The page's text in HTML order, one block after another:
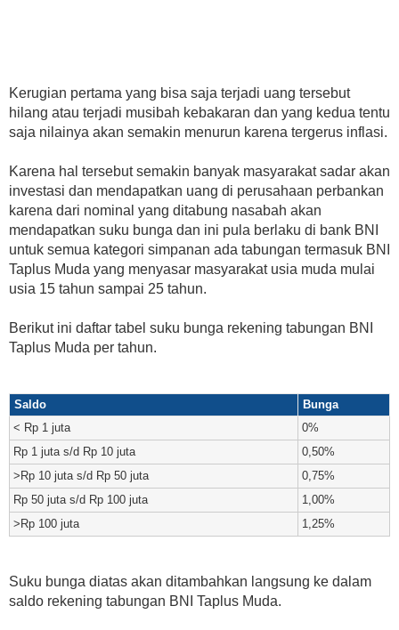
Kerugian pertama yang bisa saja terjadi uang tersebut
hilang atau terjadi musibah kebakaran dan yang kedua tentu
saja nilainya akan semakin menurun karena tergerus inflasi.
Karena hal tersebut semakin banyak masyarakat sadar akan
investasi dan mendapatkan uang di perusahaan perbankan
karena dari nominal yang ditabung nasabah akan
mendapatkan suku bunga dan ini pula berlaku di bank BNI
untuk semua kategori simpanan ada tabungan termasuk BNI
Taplus Muda yang menyasar masyarakat usia muda mulai
usia 15 tahun sampai 25 tahun.
Berikut ini daftar tabel suku bunga rekening tabungan BNI
Taplus Muda per tahun.
Saldo
Bunga
< Rp 1 juta
0%
Rp 1 juta s/d Rp 10 juta
0,50%
>Rp 10 juta s/d Rp 50 juta
0,75%
Rp 50 juta s/d Rp 100 juta
1,00%
>Rp 100 juta
1,25%
Suku bunga diatas akan ditambahkan langsung ke dalam
saldo rekening tabungan BNI Taplus Muda.